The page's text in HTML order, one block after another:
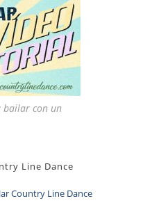
bailar con un
Line Dance